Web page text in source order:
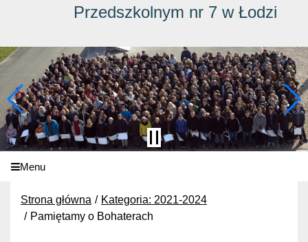
Przedszkolnym nr 7 w Łodzi
Menu
Strona główna
Kategoria: 2021-2024
Pamiętamy o Bohaterach